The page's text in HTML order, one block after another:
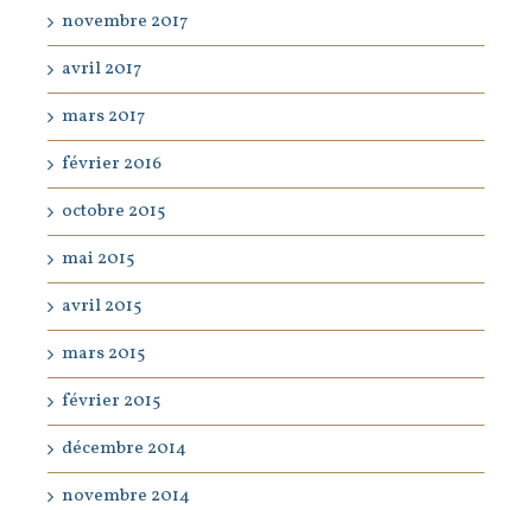
novembre 2017
avril 2017
mars 2017
février 2016
octobre 2015
mai 2015
avril 2015
mars 2015
février 2015
décembre 2014
novembre 2014